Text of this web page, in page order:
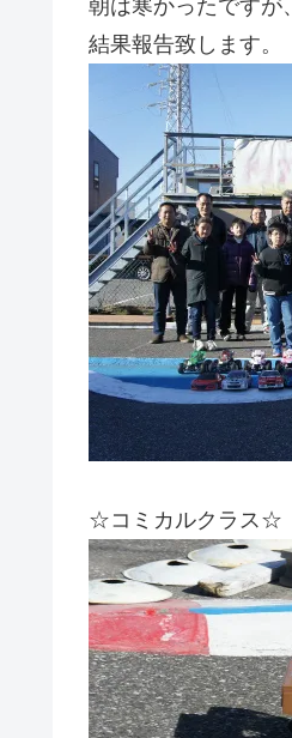
朝は寒かったですが
結果報告致します。
☆コミカルクラス☆